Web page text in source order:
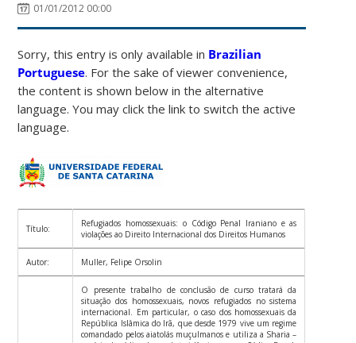
01/01/2012 00:00
Sorry, this entry is only available in Brazilian
Portuguese. For the sake of viewer convenience,
the content is shown below in the alternative
language. You may click the link to switch the active
language.
Título:
Refugiados homossexuais: o Código Penal Iraniano e as
violações ao Direito Internacional dos Direitos Humanos
Autor: Muller, Felipe Orsolin
O presente trabalho de conclusão de curso tratará da
situação dos homossexuais, novos refugiados no sistema
internacional. Em particular, o caso dos homossexuais da
República Islâmica do Irã, que desde 1979 vive um regime
comandado pelos aiatolás muçulmanos e utiliza a Sharia –